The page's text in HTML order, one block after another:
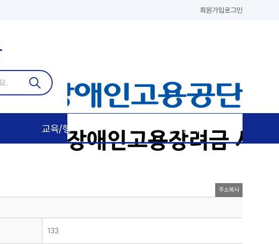
회원가입로그인
교육/행사 고객센터
주소복사
133